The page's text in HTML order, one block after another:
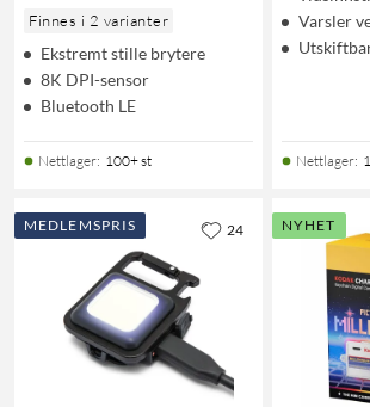
Finnes i 2 varianter
Ekstremt stille brytere
8K DPI-sensor
Bluetooth LE
Nettlager: 100+ st
Varsler
Nettlager:
MEDLEMSPRIS 24 NYHET